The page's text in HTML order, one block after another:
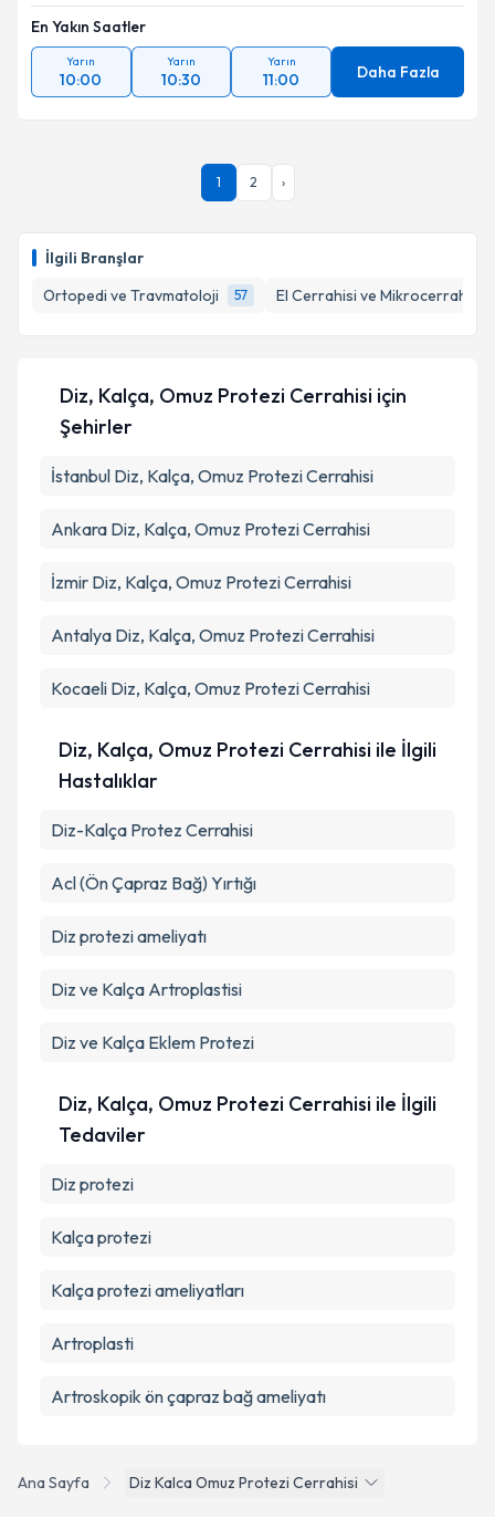
İlgili Branşlar
Ortopedi ve Travmatoloji
57 El Cerrahisi ve Mikrocerrahi
Takvim Talebini Gönder
En Yakın Saatler
Yarın
10:00
Yarın
10:30
Yarın
11:00 Daha Fazla
1 2 ›
Ana Sayfa Diz Kalca Omuz Protezi Cerrahisi
Diz, Kalça, Omuz Protezi Cerrahisi için
Şehirler
İstanbul Diz, Kalça, Omuz Protezi Cerrahisi
Ankara Diz, Kalça, Omuz Protezi Cerrahisi
İzmir Diz, Kalça, Omuz Protezi Cerrahisi
Antalya Diz, Kalça, Omuz Protezi Cerrahisi
Kocaeli Diz, Kalça, Omuz Protezi Cerrahisi
Diz, Kalça, Omuz Protezi Cerrahisi ile İlgili
Hastalıklar
Diz-Kalça Protez Cerrahisi
Acl (Ön Çapraz Bağ) Yırtığı
Diz protezi ameliyatı
Diz ve Kalça Artroplastisi
Diz ve Kalça Eklem Protezi
Diz, Kalça, Omuz Protezi Cerrahisi ile İlgili
Tedaviler
Diz protezi
Kalça protezi
Kalça protezi ameliyatları
Artroplasti
Artroskopik ön çapraz bağ ameliyatı